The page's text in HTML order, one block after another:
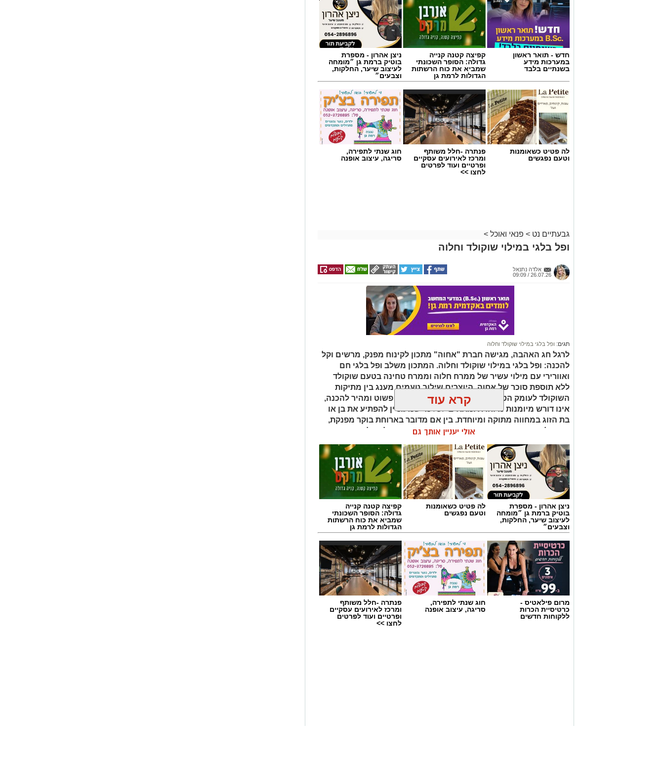
חדש - תואר ראשון
במערכות מידע
בשנתיים בלבד
קפיצה קטנה קנייה
גדולה: הסופר השכונתי
שמביא את כוח הרשתות
הגדולות לרמת גן
ניצן אהרון - מספרת
בוטיק ברמת גן ״מומחה
לעיצוב שיער, החלקות,
וצבעים״
לה פטיט כשאומנות
וטעם נפגשים
פנתרה -חלל משותף
ומרכז לאירועים עסקיים
ופרטיים ועוד לפרטים
לחצו >>
חוג שנתי לתפירה,
סריגה, עיצוב אופנה
גבעתיים נט > פנאי ואוכל >
ופל בלגי במילוי שוקולד וחלוה
אלדה נתנאל
26.07.26 / 09:09
תגים: ופל בלגי במילוי שוקולד וחלוה
לרגל חג האהבה, מגישה חברת "אחוה" מתכון לקינוח מפנק, מרשים וקל
להכנה: ופל בלגי במילוי שוקולד וחלוה. המתכון משלב ופל בלגי חם
ואוורירי עם מילוי עשיר של ממרח חלוה וממרח טחינה בטעם שוקולד
ללא תוספת סוכר של אחוה, היוצרים שילוב טעמים מענג בין מתיקות
השוקולד לעומק הטעם הייחודי של החלוה. המתכון פשוט ומהיר להכנה,
אינו דורש מיומנות מיוחדת ומתאים לכל מי שמעוניין להפתיע את בן או
בת הזוג במחווה מתוקה ומיוחדת. בין אם מדובר בארוחת בוקר מפנקת,
קינוח לארוחה רומנטית או פינוק זוגי בסוף היום, הוופל הבלגי בטעם
קרא עוד
אולי יעניין אותך גם
ניצן אהרון - מספרת
בוטיק ברמת גן ״מומחה
לעיצוב שיער, החלקות,
וצבעים״
לה פטיט כשאומנות
וטעם נפגשים
קפיצה קטנה קנייה
גדולה: הסופר השכונתי
שמביא את כוח הרשתות
הגדולות לרמת גן
מרום פילאטיס -
כרטיסיית הכרות
ללקוחות חדשים
חוג שנתי לתפירה,
סריגה, עיצוב אופנה
פנתרה -חלל משותף
ומרכז לאירועים עסקיים
ופרטיים ועוד לפרטים
לחצו >>